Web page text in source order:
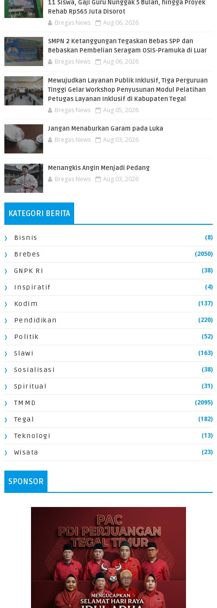
11 Siswa, Gaji Guru Nunggak 5 Bulan, hingga Proyek
Rehab Rp565 Juta Disorot
Bregas News Aug 06, 2026
SMPN 2 Ketanggungan Tegaskan Bebas SPP dan
Bebaskan Pembelian Seragam OSIS-Pramuka di Luar
Bregas News Aug 06, 2026
​Mewujudkan Layanan Publik Inklusif, Tiga Perguruan
Tinggi Gelar Workshop Penyusunan Modul Pelatihan
Petugas Layanan Inklusif di Kabupaten Tegal
Bregas News Aug 05, 2026
Jangan Menaburkan Garam pada Luka
Bregas News Aug 03, 2026
Menangkis Angin Menjadi Pedang
Bregas News Aug 03, 2026
KATEGORI BERITA
Bisnis (8)
Brebes (2050)
GNPK RI (38)
Inspiratif (4)
Kodim (137)
Pendidikan (220)
Politik (52)
Slawi (163)
Sosialisasi (38)
Spiritual (31)
TMMD (2095)
Tegal (182)
Teknologi (13)
Wisata (23)
SPONSOR